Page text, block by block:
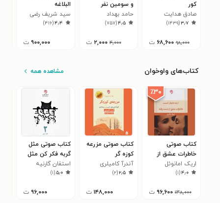
کور
صادق هدایت
۳٫۷(۱۴۳۹)
۹۸,۰۰۰ ۶۸,۶۰۰ ت
و سومین نفر
حامد بهداد
۴٫۵(۷۵۷)
۴,۰۰۰ ۲,۰۰۰ ت
البلاغه
سید شریف رضی
۴٫۴(۴۱۶)
۹۰۰,۰۰۰ ت
کتاب‌های واوخوان مشاهده همه
٪۳۰
کتاب صوتی
خاطرات عشق از
دست رفته
اریک امانوئل
اشمیت
۴٫۰(۱)
۱۳۸,۰۰۰ ۹۶,۶۰۰ ت
کتاب صوتی مزرعه
کوزه گر
آندرآ کامیلری
۲٫۵(۲)
۱۴۸,۰۰۰ ت
کتاب صوتی مثل
گربه فکر کن مثل
گربه رفتار کن (جلد
دوم)
استفان گارنیه
۵٫۰(۱)
۹۶,۰۰۰ ت